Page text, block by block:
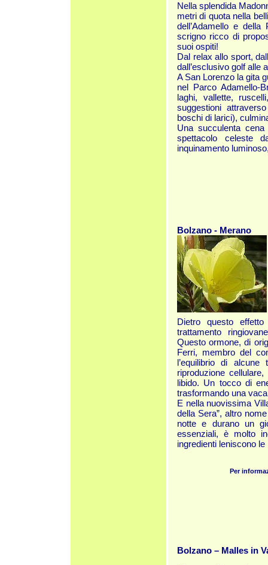
Nella splendida
metri di quota nella
dell’Adamello e della
scrigno ricco di
suoi ospiti!
Dal relax allo sport,
dall’esclusivo golf alle
A San Lorenzo la gita
nel Parco Adamello-
laghi, vallette,
suggestioni
boschi di larici),
Una succulenta
spettacolo celeste
inquinamento
Bolzano - Merano
Dietro questo
trattamento
Questo ormone, di
Ferri, membro del
l’equilibrio di
riproduzione
libido. Un tocco di
trasformando una
E nella nuovissima
della Sera”, altro
notte e durano un
essenziali, è molto
ingredienti leniscono
Per
Bolzano – Malles in